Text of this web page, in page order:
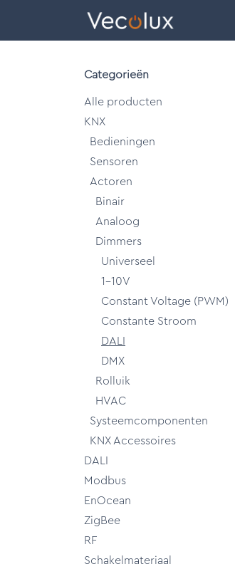
Categorieën
Alle producten
KNX
Bedieningen
Sensoren
Actoren
Binair
Analoog
Dimmers
Universeel
1-10V
Constant Voltage (PWM)
Constante Stroom
DALI
DMX
Rolluik
HVAC
Systeemcomponenten
KNX Accessoires
DALI
Modbus
EnOcean
ZigBee
RF
Schakelmateriaal